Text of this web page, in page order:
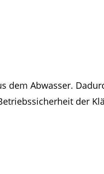
dem Abwasser.
der